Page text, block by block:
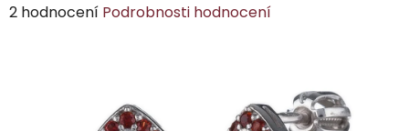
Průměrné
2 hodnocení Podrobnosti hodnocení